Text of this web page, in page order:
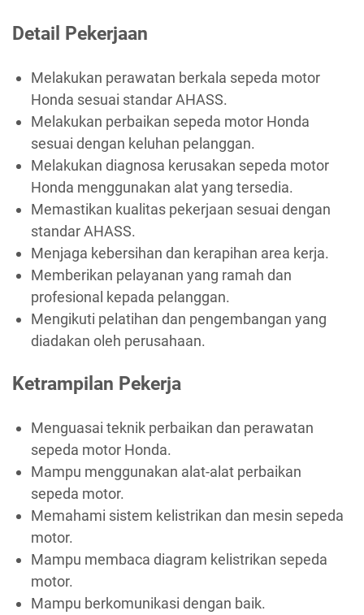
Detail Pekerjaan
Melakukan perawatan berkala sepeda motor
Honda sesuai standar AHASS.
Melakukan perbaikan sepeda motor Honda
sesuai dengan keluhan pelanggan.
Melakukan diagnosa kerusakan sepeda motor
Honda menggunakan alat yang tersedia.
Memastikan kualitas pekerjaan sesuai dengan
standar AHASS.
Menjaga kebersihan dan kerapihan area kerja.
Memberikan pelayanan yang ramah dan
profesional kepada pelanggan.
Mengikuti pelatihan dan pengembangan yang
diadakan oleh perusahaan.
Ketrampilan Pekerja
Menguasai teknik perbaikan dan perawatan
sepeda motor Honda.
Mampu menggunakan alat-alat perbaikan
sepeda motor.
Memahami sistem kelistrikan dan mesin sepeda
motor.
Mampu membaca diagram kelistrikan sepeda
motor.
Mampu berkomunikasi dengan baik.